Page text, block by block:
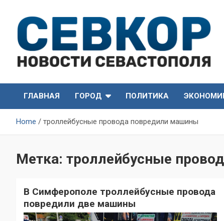
content
СевКор — Новости
Севастополя
Севастополя
ГЛАВНАЯ
ГОРОД ПОЛИТИКА
Home троллейбусные провода повредили машины
Метка: троллейбусные
В Симферополе троллейбусные провода
повредили две машины